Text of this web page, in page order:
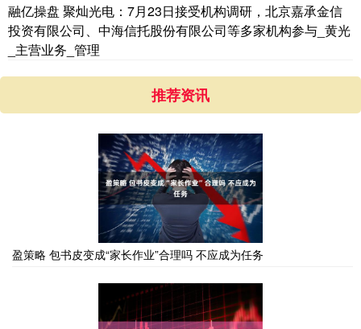
融亿操盘 聚灿光电：7月23日接受机构调研，北京嘉承金信
投资有限公司、中海信托股份有限公司等多家机构参与_黄光
_主营业务_管理
推荐资讯
盈策略 包书皮变成“家长作业”合理吗 不应成为任务